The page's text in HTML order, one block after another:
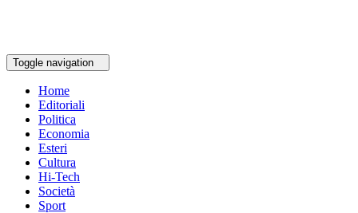
Toggle navigation
Home
Editoriali
Politica
Economia
Esteri
Cultura
Hi-Tech
Società
Sport